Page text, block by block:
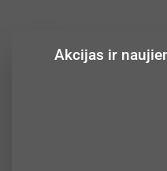
Akcijas ir